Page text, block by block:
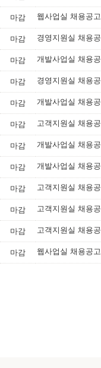
마감 웹사업실 채용공고
마감 경영지원실 채용
마감 개발사업실 채용
마감 경영지원실 채용
마감 개발사업실 채용
마감 고객지원실 채용
마감 개발사업실 채용
마감 개발사업실 채용
마감 고객지원실 채용
마감 고객지원실 채용
마감 고객지원실 채용
마감 웹사업실 채용공고